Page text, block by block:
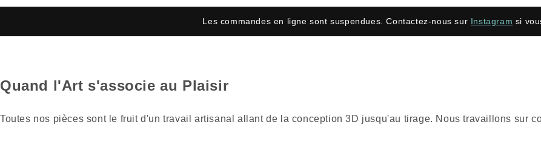
Les commandes en ligne sont suspendues. Contactez-nous sur Instagram si
Quand l'Art s'associe au Plaisir
Toutes nos pièces sont le fruit d'un travail artisanal allant de la conception 3D jusqu'au tirage. Nous travaillons sur